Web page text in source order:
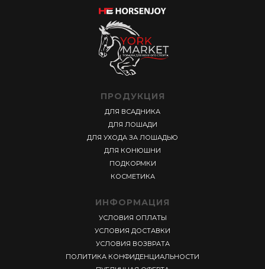
ПРОДУКЦИЯ
ДЛЯ ВСАДНИКА
ДЛЯ ЛОШАДИ
ДЛЯ УХОДА ЗА ЛОШАДЬЮ
ДЛЯ КОНЮШНИ
ПОДКОРМКИ
КОСМЕТИКА
ИНФОРМАЦИЯ
УСЛОВИЯ ОПЛАТЫ
УСЛОВИЯ ДОСТАВКИ
УСЛОВИЯ ВОЗВРАТА
ПОЛИТИКА КОНФИДЕНЦИАЛЬНОСТИ